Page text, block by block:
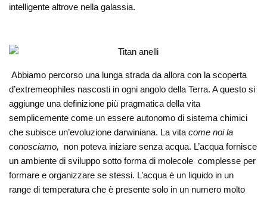
intelligente altrove nella galassia.
Abbiamo percorso una lunga strada da allora con la scoperta
d’extremeophiles nascosti in ogni angolo della Terra. A questo si
aggiunge una definizione più pragmatica della vita
semplicemente come un essere autonomo di sistema chimici
che subisce un’evoluzione darwiniana. La vitacome noi la
conosciamo, non poteva iniziare senza acqua. L’acqua fornisce
un ambiente di sviluppo sotto forma di molecole complesse per
formare e organizzare se stessi. L’acqua è un liquido in un
range di temperatura che è presente solo in un numero molto